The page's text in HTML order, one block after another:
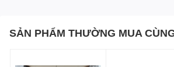
SẢN PHẨM THƯỜNG MUA